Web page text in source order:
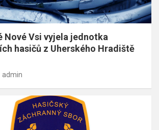
Nové Vsi vyjela jednotka
hasičů z Uherského Hradiště
admin